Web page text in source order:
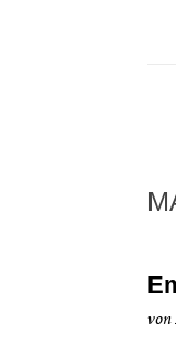
von